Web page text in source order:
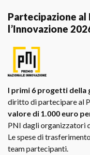
Partecipazione al
l’Innovazione
I primi 6 progetti della
diritto di partecipare al
valore di 1.000 euro
PNI dagli organizzatori
Le spese di
team partecipanti.